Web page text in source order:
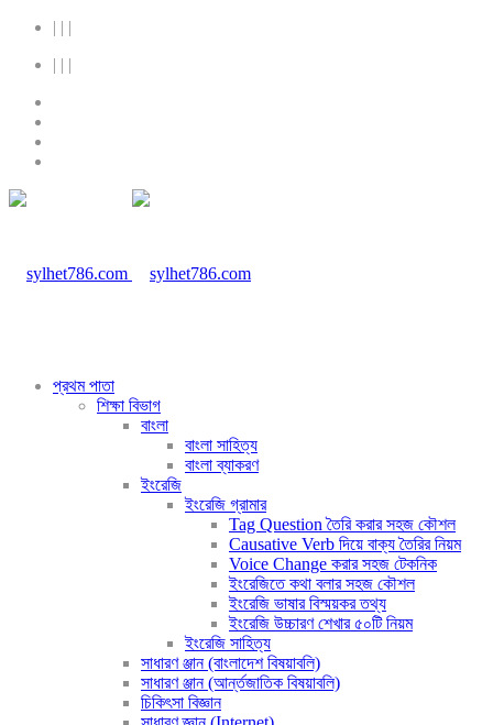
| | |
| | |
প্রথম পাতা
শিক্ষা বিভাগ
বাংলা
বাংলা সাহিত্য
বাংলা ব্যাকরণ
ইংরেজি
ইংরেজি গ্রামার
Tag Question তৈরি করার সহজ কৌশল
Causative Verb দিয়ে বাক্য তৈরির নিয়ম
Voice Change করার সহজ টেকনিক
ইংরেজিতে কথা বলার সহজ কৌশল
ইংরেজি ভাষার বিস্ময়কর তথ্য
ইংরেজি উচ্চারণ শেখার ৫০টি নিয়ম
ইংরেজি সাহিত্য
সাধারণ ঞ্জান (বাংলাদেশ বিষয়াবলি)
সাধারণ ঞ্জান (আর্ন্তজাতিক বিষয়াবলি)
চিকিৎসা বিজ্ঞান